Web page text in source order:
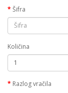
Šifra
Količina
Razlog vračila